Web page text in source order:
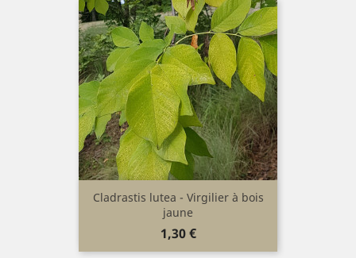
Cladrastis lutea - Virgilier à bois
jaune
Prix
1,30 €